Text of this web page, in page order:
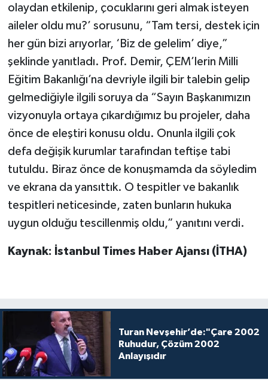
olaydan etkilenip, çocuklarını geri almak isteyen
aileler oldu mu?’ sorusunu, “Tam tersi, destek için
her gün bizi arıyorlar, ‘Biz de gelelim’ diye,”
şeklinde yanıtladı. Prof. Demir, ÇEM’lerin Milli
Eğitim Bakanlığı’na devriyle ilgili bir talebin gelip
gelmediğiyle ilgili soruya da “Sayın Başkanımızın
vizyonuyla ortaya çıkardığımız bu projeler, daha
önce de eleştiri konusu oldu. Onunla ilgili çok
defa değişik kurumlar tarafından teftişe tabi
tutuldu. Biraz önce de konuşmamda da söyledim
ve ekrana da yansıttık. O tespitler ve bakanlık
tespitleri neticesinde, zaten bunların hukuka
uygun olduğu tescillenmiş oldu,” yanıtını verdi.
Kaynak: İstanbul Times Haber Ajansı (İTHA)
Turan Nevşehir’de:"Çare 2002
Ruhudur, Çözüm 2002
Anlayışıdır